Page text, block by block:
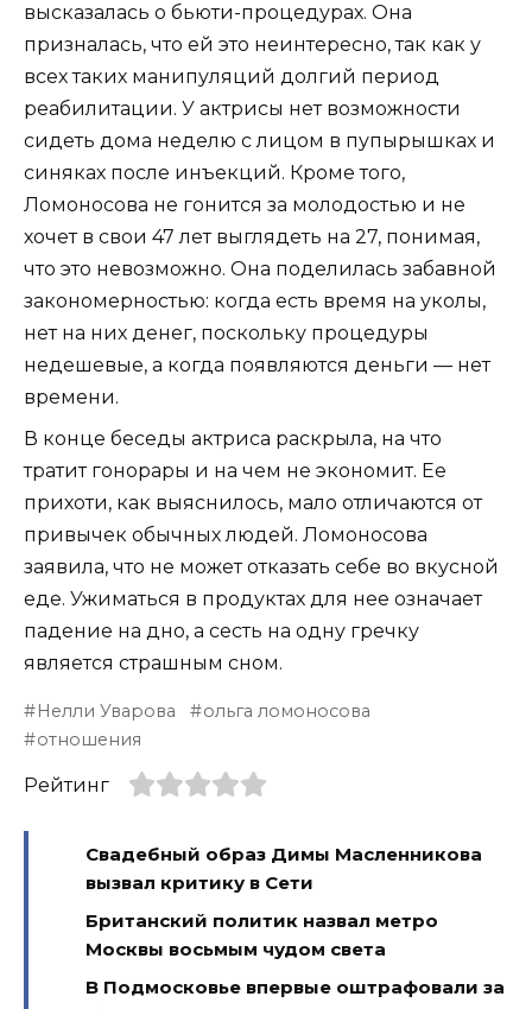
высказалась о бьюти-процедурах. Она
призналась, что ей это неинтересно, так как у
всех таких манипуляций долгий период
реабилитации. У актрисы нет возможности
сидеть дома неделю с лицом в пупырышках и
синяках после инъекций. Кроме того,
Ломоносова не гонится за молодостью и не
хочет в свои 47 лет выглядеть на 27, понимая,
что это невозможно. Она поделилась забавной
закономерностью: когда есть время на уколы,
нет на них денег, поскольку процедуры
недешевые, а когда появляются деньги — нет
времени.
В конце беседы актриса раскрыла, на что
тратит гонорары и на чем не экономит. Ее
прихоти, как выяснилось, мало отличаются от
привычек обычных людей. Ломоносова
заявила, что не может отказать себе во вкусной
еде. Ужиматься в продуктах для нее означает
падение на дно, а сесть на одну гречку
является страшным сном.
Нелли Уварова
ольга ломоносова
отношения
Рейтинг
Свадебный образ Димы Масленникова
вызвал критику в Сети
Британский политик назвал метро
Москвы восьмым чудом света
В Подмосковье впервые оштрафовали за